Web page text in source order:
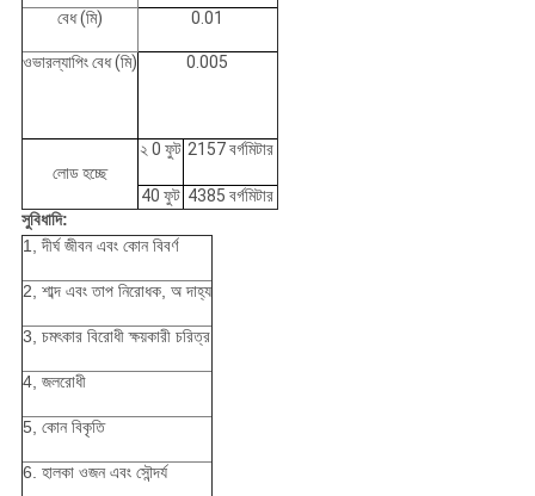
বেধ (মি) 0.01
ওভারল্যাপিং বেধ (মি) 0.005
লোড হচ্ছে
২ 0 ফুট 2157 বর্গমিটার
40 ফুট 4385 বর্গমিটার
সুবিধাদি:
1, দীর্ঘ জীবন এবং কোন বিবর্ণ
2, শাব্দ এবং তাপ নিরোধক, অ দাহ্য
3, চমৎকার বিরোধী ক্ষয়কারী চরিত্র
4, জলরোধী
5, কোন বিকৃতি
6. হালকা ওজন এবং সৌন্দর্য